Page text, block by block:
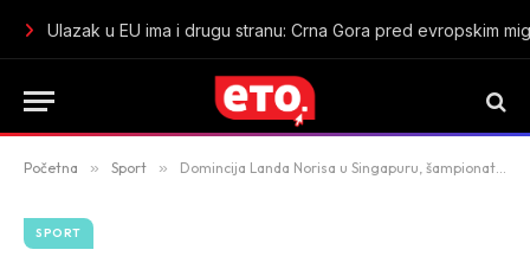
U Tuzi zaplijenjeno oko 38 kilograma marihuane: Uhapšen
Početna » Sport » Domincija Landa Norisa u Singapuru, šampionat formule 1 sve zanimljiviji
SPORT